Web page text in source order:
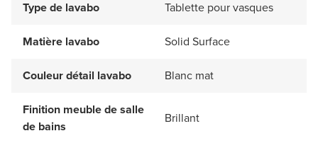
Type de lavabo Tablette pour vasques
Matière lavabo Solid Surface
Couleur détail lavabo Blanc mat
Finition meuble de salle
de bains
Brillant